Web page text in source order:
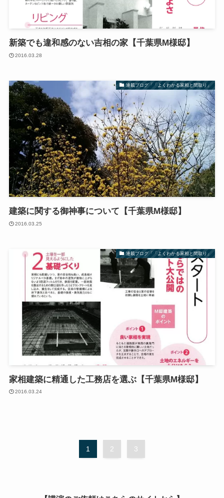
新築でも違和感のない吉相の家【千葉県M様邸】
2016.03.28
連載ブログ「「よくわかる家相と間取り」
建築に関する御神事について【千葉県M様邸】
2016.03.25
連載ブログ「「よくわかる家相と間取り」
家相建築に精通した工務店を選ぶ【千葉県M様邸】
2016.03.24
1 2 3